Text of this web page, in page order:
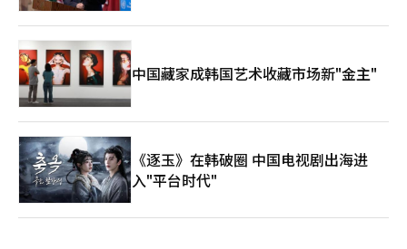
中国藏家成韩国艺术收藏市场新"金主"
《逐玉》在韩破圈 中国电视剧出海进
入"平台时代"